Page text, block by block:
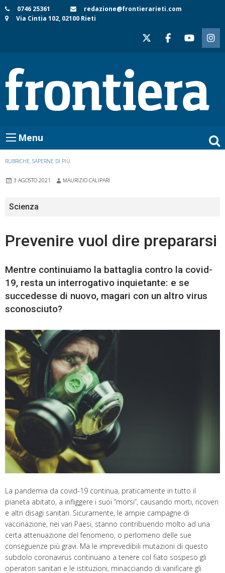
Skip
to
0746 25361
redazione@frontierarieti.com
Via Cintia 102, 02100 Rieti
Menu
RUBRICHE, SAPERNE DI PIÙ
3 AGOSTO 2021 MAURIZIO CALIPARI
Scienza
Prevenire vuol dire prepararsi
Mentre continuiamo la battaglia contro la covid-
19, resta un interrogativo inquietante: e se
succedesse di nuovo, magari con un altro virus
sconosciuto?
La pandemia da covid-19 continua, praticamente in tutto il
pianeta abitato, a infliggere i suoi “morsi”, causando morti, ricoveri
e altri disagi sanitari. Sicuramente, le ampie campagne di
vaccinazione, nei vari Paesi, stanno contribuendo molto ad una
certa attenuazione del fenomeno, o perlomeno delle sue
conseguenze più gravi. Ma le imprevedibili mutazioni di questo
subdolo coronavirus continuano a tenere col fiato sospeso gli
operatori sanitari e le istituzioni, minacciando di vanificare gli